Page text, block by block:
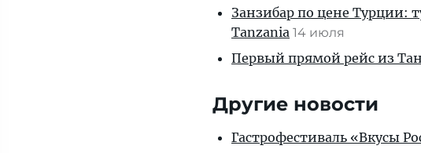
Занзибар по цене Турции:
Tanzania 14 июля
Первый прямой рейс из
Другие новости
Гастрофестиваль «Вкусы